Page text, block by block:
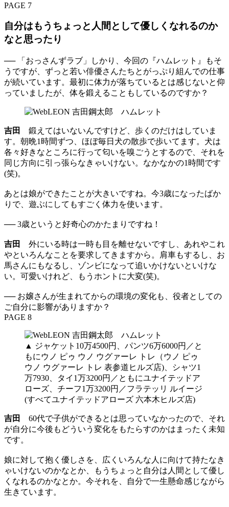
PAGE 7
自分はもうちょっと人間として優しくなれるのか
なと思ったり
── 「おっさんずラブ」しかり、今回の『ハムレット』もそ
うですが、ずっと若い俳優さんたちとがっぷり組んでの仕事
が続いています。最初に体力が落ちているとは感じないと仰
っていましたが、体を鍛えることもしているのですか？
吉田
鍛えてはいないんですけど、歩くのだけはしていま
す。朝晩1時間ずつ、ほぼ毎日犬の散歩で歩いてます。犬は
各々好きなところに行って匂いを嗅ごうとするので、それを
同じ方向に引っ張らなきゃいけない。なかなかの1時間です
(笑)。
あとは娘ができたことが大きいですね。今3歳になったばか
りで、遊ぶにしてもすごく体力を使います。
── 3歳というと好奇心のかたまりですね！
吉田
外にいる時は一時も目を離せないですし、あれやこれ
やといろんなことを要求してきますから。肩車もするし、お
馬さんにもなるし、ゾンビになって追いかけないといけな
い。可愛いけれど、もうホントに大変(笑)。
── お嬢さんが生まれてからの環境の変化も、役者としての
ご自分に影響がありますか？
PAGE 8
▲ ジャケット10万4500円、パンツ6万6000円／と
もにウノ ピゥ ウノ ウグァーレ トレ（ウノ ピゥ
ウノ ウグァーレ トレ 表参道ヒルズ店)、シャツ1
万7930、タイ1万3200円／ともにユナイテッドア
ローズ、チーフ1万3200円／フラテッリ ルイージ
(すべてユナイテッドアローズ 六本木ヒルズ店)
吉田
60代で子供ができるとは思っていなかったので、それ
が自分に今後もどういう変化をもたらすのかはまったく未知
です。
娘に対して抱く優しさを、広くいろんな人に向けて持たなき
ゃいけないのかなとか、もうちょっと自分は人間として優し
くなれるのかなとか。今それを、自分で一生懸命感じながら
生きています。